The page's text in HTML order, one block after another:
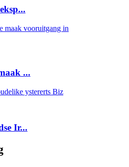
...
Ir...